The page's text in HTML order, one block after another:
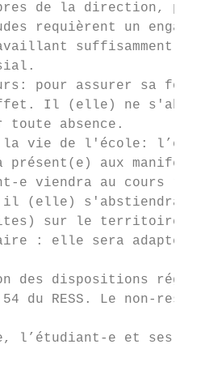
de la direction,
requièrent un
suffisamment
pour assurer sa
Il (elle) ne
toute absence.
vie de l'école:
présent(e) aux
e viendra au cours
(elle) s'abstiendra
sur le territoire
: elle sera
des dispositions
du RESS. Le non-
l’étudiant-e et ses